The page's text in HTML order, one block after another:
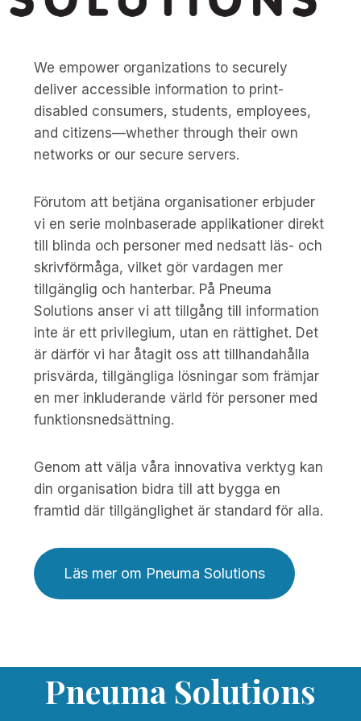
We empower organizations to securely
deliver accessible information to print-
disabled consumers, students, employees,
and citizens—whether through their own
networks or our secure servers.
Förutom att betjäna organisationer erbjuder
vi en serie molnbaserade applikationer direkt
till blinda och personer med nedsatt läs- och
skrivförmåga, vilket gör vardagen mer
tillgänglig och hanterbar. På Pneuma
Solutions anser vi att tillgång till information
inte är ett privilegium, utan en rättighet. Det
är därför vi har åtagit oss att tillhandahålla
prisvärda, tillgängliga lösningar som främjar
en mer inkluderande värld för personer med
funktionsnedsättning.
Genom att välja våra innovativa verktyg kan
din organisation bidra till att bygga en
framtid där tillgänglighet är standard för alla.
Läs mer om Pneuma Solutions
Pneuma Solutions